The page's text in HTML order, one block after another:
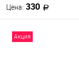
Цена: 330
Акция